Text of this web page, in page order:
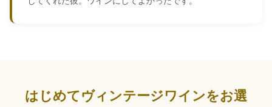
はじめてヴィンテージワインをお選